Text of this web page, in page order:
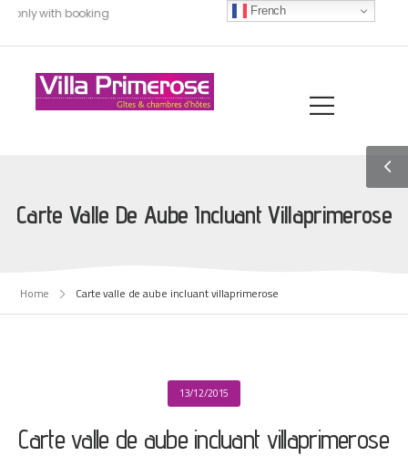
only with booking
Carte Valle De Aube Incluant Villaprimerose
Home Carte valle de aube incluant villaprimerose
13/12/2015
Carte valle de aube incluant villaprimerose
French